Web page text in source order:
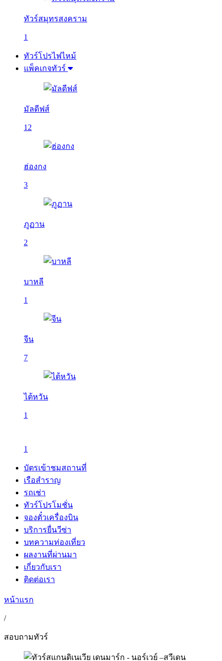
ทัวร์สมุทรสงคราม
1
ทัวร์โปรไฟไหม้
แพ็คเกจทัวร์
มัลดีฟส์
12
ฮ่องกง
3
ภูฏาน
2
บาหลี
1
จีน
7
ไต้หวัน
1
1
บัตรเข้าชมสถานที่
เรือสำราญ
รถเช่า
ทัวร์โปรโมชั่น
จองตั๋วเครื่องบิน
บริการยื่นวีซ่า
บทความท่องเที่ยว
ผลงานที่ผ่านมา
เกี่ยวกับเรา
ติดต่อเรา
หน้าแรก
/
สอบถามทัวร์